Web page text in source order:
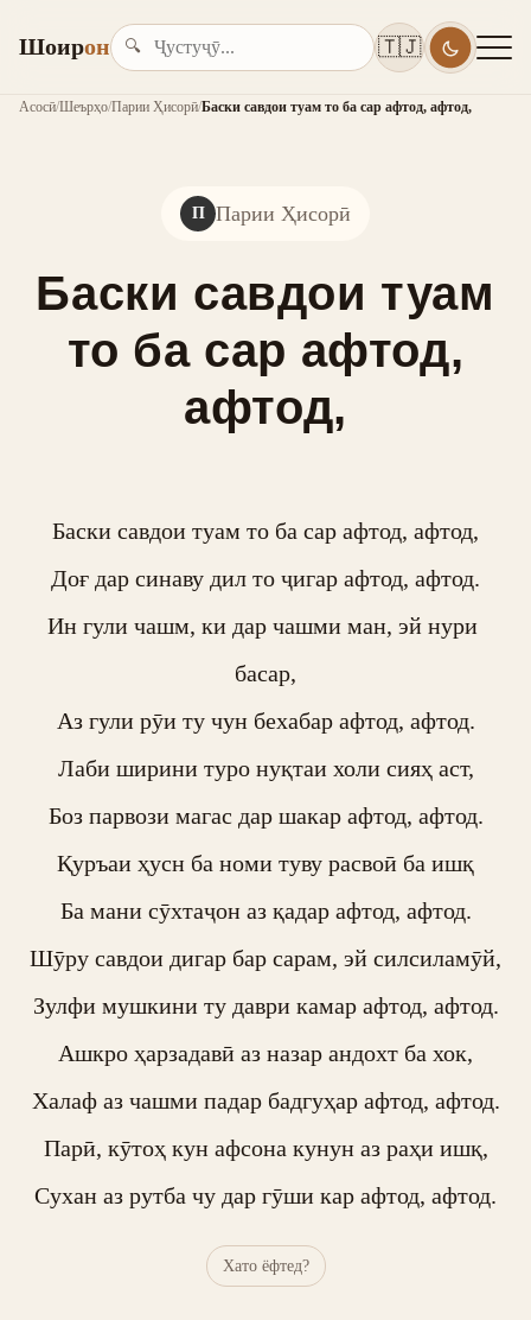
Шоирон 🔍 🇹🇯
Асосӣ/Шеърҳо/Парии Ҳисорӣ/Баски савдои туам то ба сар афтод, афтод,
П Парии Ҳисорӣ
Баски савдои туам
то ба сар афтод,
афтод,
Баски савдои туам то ба сар афтод, афтод,
Доғ дар синаву дил то ҷигар афтод, афтод.
Ин гули чашм, ки дар чашми ман, эй нури
басар,
Аз гули рӯи ту чун бехабар афтод, афтод.
Лаби ширини туро нуқтаи холи сияҳ аст,
Боз парвози магас дар шакар афтод, афтод.
Қуръаи ҳусн ба номи туву расвоӣ ба ишқ
Ба мани сӯхтаҷон аз қадар афтод, афтод.
Шӯру савдои дигар бар сарам, эй силсиламӯй,
Зулфи мушкини ту даври камар афтод, афтод.
Ашкро ҳарзадавӣ аз назар андохт ба хок,
Халаф аз чашми падар бадгуҳар афтод, афтод.
Парӣ, кӯтоҳ кун афсона кунун аз раҳи ишқ,
Сухан аз рутба чу дар гӯши кар афтод, афтод.
Хато ёфтед?